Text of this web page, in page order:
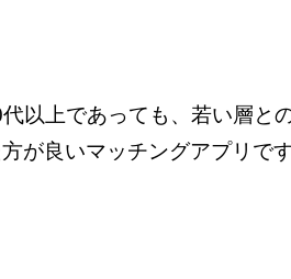
以上であっても、若い層と
が良いマッチングアプリで